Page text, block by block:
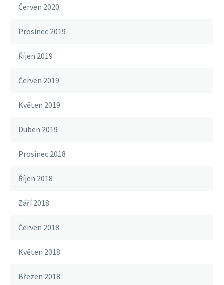
Červen 2020
Prosinec 2019
Říjen 2019
Červen 2019
Květen 2019
Duben 2019
Prosinec 2018
Říjen 2018
Září 2018
Červen 2018
Květen 2018
Březen 2018